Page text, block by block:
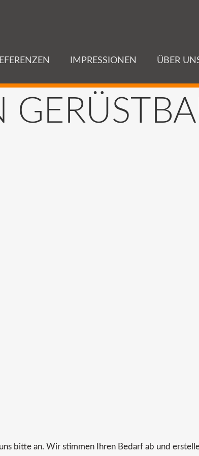
IMPRESSIONEN ÜBER
bitte an. Wir stimmen Ihren Bedarf ab und